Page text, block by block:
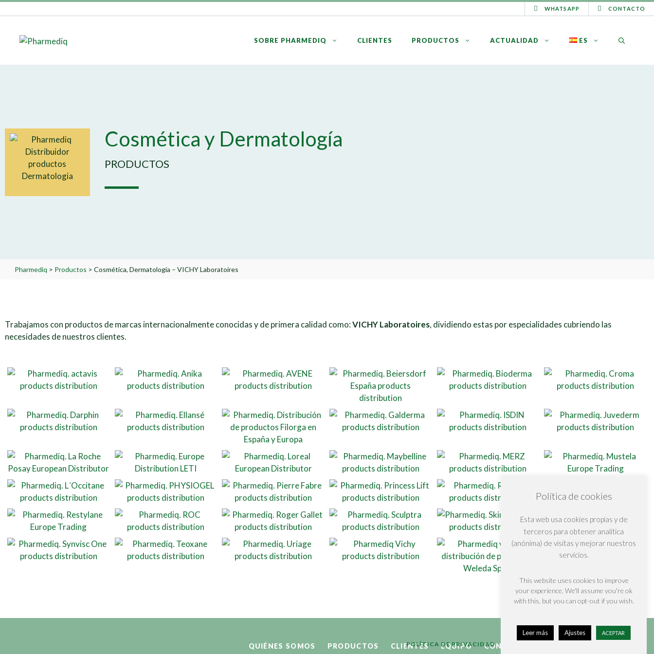
WHATSAPP CONTACTO
SOBRE PHARMEDIQ CLIENTES PRODUCTOS ACTUALIDAD ES
Cosmética y Dermatología
PRODUCTOS
Pharmediq > Productos > Cosmética, Dermatología – VICHY Laboratoires
Trabajamos con productos de marcas internacionalmente conocidas y de primera calidad como:VICHY Laboratoires, dividiendo estas por especialidades cubriendo las
necesidades de nuestros clientes.
QUIÉNES SOMOS PRODUCTOS CLIENTES EQUIPO CONTACTAR
POLÍTICA DE PRIVACIDAD
Política de cookies
Esta web usa cookies propias y de
terceros para obtener analítica
(anónima) de visitas y mejorar nuestros
servicios.
This website uses cookies to improve
your experience. We'll assume you're ok
with this, but you can opt-out if you wish.
Leer más Ajustes ACEPTAR